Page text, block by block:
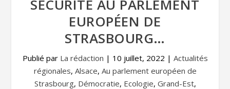
SÉCURITÉ AU PARLEMENT
EUROPÉEN DE
STRASBOURG…
Publié par La rédaction | 10 juillet, 2022 | Actualités
régionales, Alsace, Au parlement européen de
Strasbourg, Démocratie, Ecologie, Grand-Est,